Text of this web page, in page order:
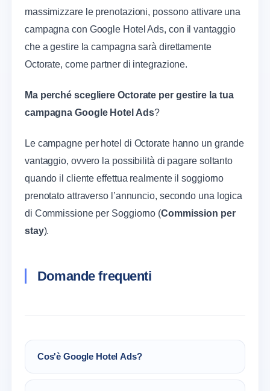
massimizzare le prenotazioni, possono attivare una
campagna con Google Hotel Ads, con il vantaggio
che a gestire la campagna sarà direttamente
Octorate, come partner di integrazione.
Ma perché scegliere Octorate per gestire la tua
campagna Google Hotel Ads?
Le campagne per hotel di Octorate hanno un grande
vantaggio, ovvero la possibilità di pagare soltanto
quando il cliente effettua realmente il soggiorno
prenotato attraverso l’annuncio, secondo una logica
di Commissione per Soggiorno (Commission per
stay).
Domande frequenti
Cos'è Google Hotel Ads?
Si tratta del tool di Google pensato per i